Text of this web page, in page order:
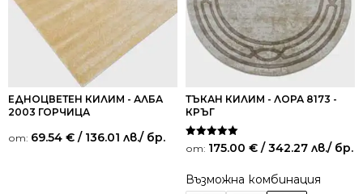
ЕДНОЦВЕТЕН КИЛИМ - АЛБА
2003 ГОРЧИЦА
от: 69.54 € / 136.01 лв./ бр.
ТЪКАН КИЛИМ - ЛОРА 8173 -
КРЪГ
Оценено на
5.00
от: 175.00 € / 342.27 лв./ бр.
Възможна комбинация